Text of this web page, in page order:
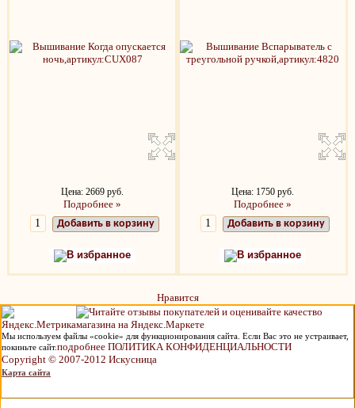
Цена: 2669 руб.
Подробнее »
Добавить в корзину
В избранное
Цена: 1750 руб.
Подробнее »
Добавить в корзину
В избранное
Нравится
Мы используем файлы «cookie» для функционирования сайта. Если Вас это не устраивает,
покиньте сайт.подробнее ПОЛИТИКА КОНФИДЕНЦИАЛЬНОСТИ
Copyright © 2007-2012 Искусница
Карта сайта